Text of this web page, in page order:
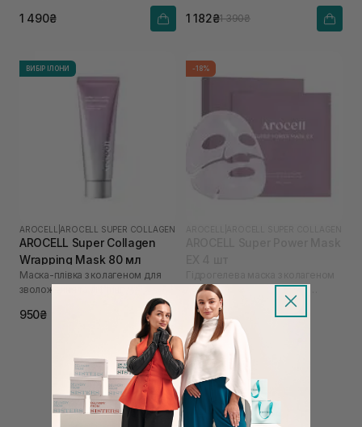
1 490₴ 1 182₴1 390₴
ВИБІР ІЛОНИ
AROCELL AROCELL SUPER COLLAGEN
AROCELL Super Collagen
Wrapping Mask 80 мл
Маска-плівка з колагеном для
зволоження та ліфтингу
950₴
-18%
та 10 видами гіалуронової
кислоти
1 025₴1 250₴